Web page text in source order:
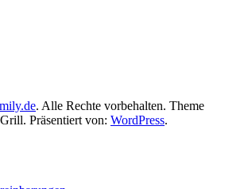
. Alle Rechte vorbehalten. Theme
Präsentiert von: WordPress.